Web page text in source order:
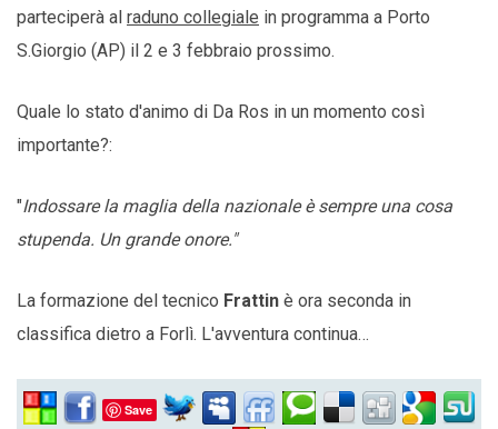
parteciperà al raduno collegiale in programma a Porto
S.Giorgio (AP) il 2 e 3 febbraio prossimo.
Quale lo stato d'animo di Da Ros in un momento così
importante?:
"Indossare la maglia della nazionale è sempre una cosa
stupenda. Un grande onore."
La formazione del tecnico Frattin è ora seconda in
classifica dietro a Forlì. L'avventura continua…
Save